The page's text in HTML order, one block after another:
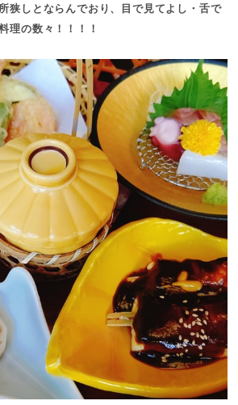
狭しとならんでおり、目で見てよし・舌で
理の数々！！！！